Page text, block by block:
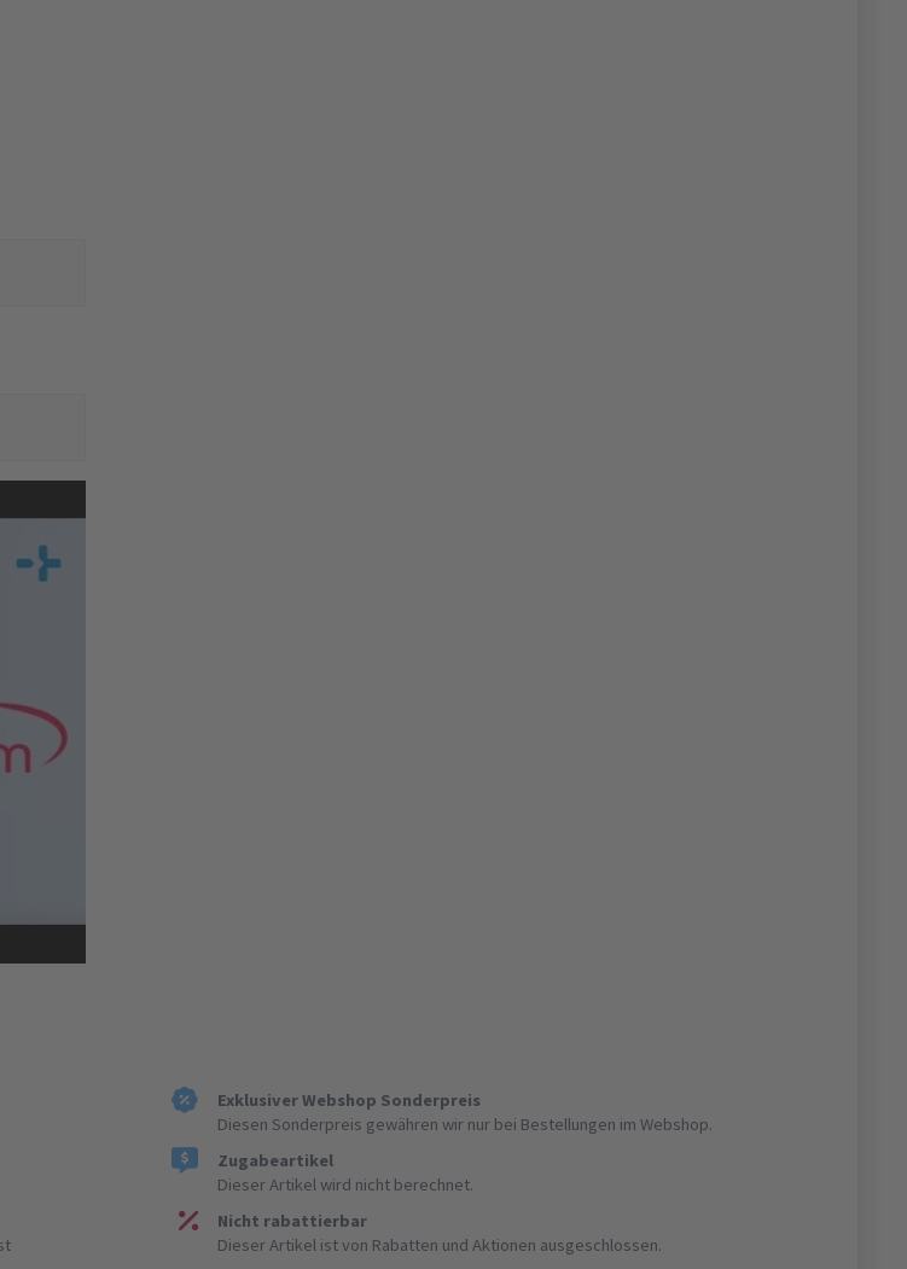
Exklusiver Webshop Sonderpreis
Diesen Sonderpreis gewähren wir nur bei Bestellungen im Webshop.
Zugabeartikel
Dieser Artikel wird nicht berechnet.
Nicht rabattierbar
Dieser Artikel ist von Rabatten und Aktionen ausgeschlossen.